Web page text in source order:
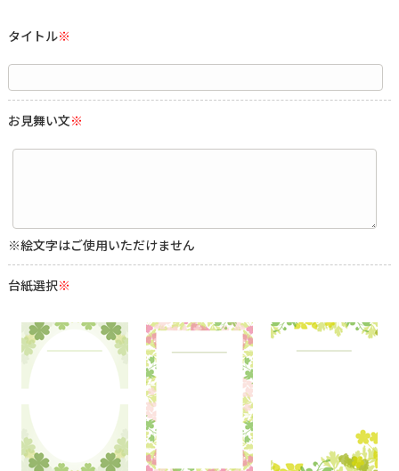
タイトル※
お見舞い文※
※絵文字はご使用いただけません
台紙選択※